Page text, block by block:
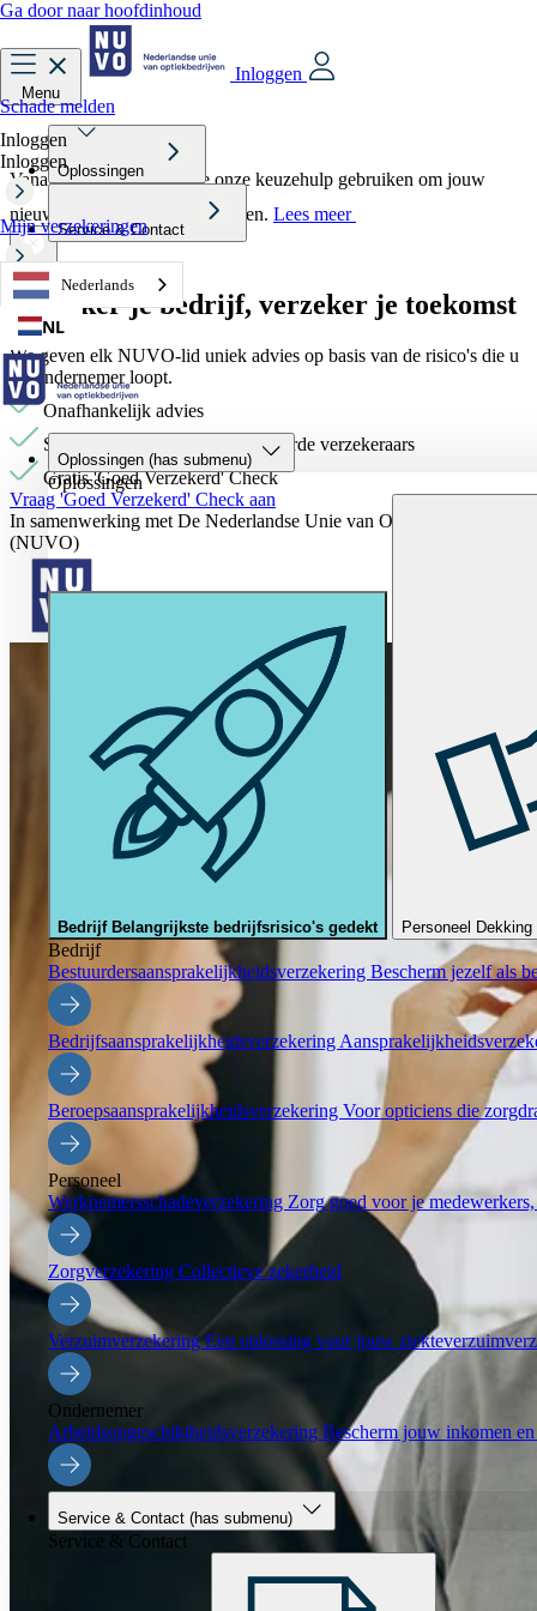
Ga door naar hoofdinhoud
Menu
Inloggen
Oplossingen
Service & Contact
Nederlands
Schade melden
Inloggen
Inloggen
Mijn verzekeringen
Mijn personeel
NL
Oplossingen (has submenu)
Oplossingen
Bedrijf Belangrijkste bedrijfsrisico's gedekt Personeel
Bedrijf
Bestuurdersaansprakelijkheidsverzekering Bescherm jezelf als
Bedrijfsaansprakelijkheidsverzekering
Beroepsaansprakelijkheidsverzekering Voor opticiens die
Personeel
Werknemersschadeverzekering Zorg goed voor je
Zorgverzekering Collectieve zekerheid
VerzuimverzekeringEen oplossing voor jouw
Ondernemer
Arbeidsongeschiktheidsverzekering Bescherm jouw inkomen
Service & Contact (has submenu)
Service & Contact
Vanaf 21 november kun je onze keuzehulp gebruiken om jouw
nieuwe zorgverzekering te kiezen. Lees meer
Verzeker je bedrijf, verzeker je toekomst
We geven elk NUVO-lid uniek advies op basis van de risico's die u
als ondernemer loopt.
Onafhankelijk advies
Samenwerking met gerenommeerde verzekeraars
Gratis 'Goed Verzekerd' Check
Vraag 'Goed Verzekerd' Check aan
In samenwerking met De Nederlandse Unie van Optiekbedrijven
(NUVO)